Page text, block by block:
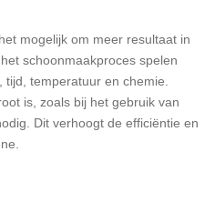
mogelijk om meer resultaat in
schoonmaakproces spelen
temperatuur en chemie.
is, zoals bij het gebruik van
Dit verhoogt de efficiëntie en